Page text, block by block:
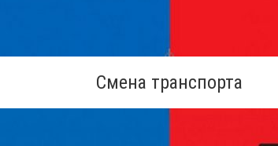
Смена транспорта